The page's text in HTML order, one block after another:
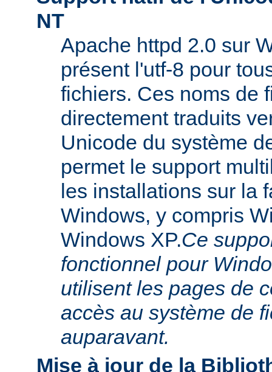
NT
Apache httpd 2.0 sur
présent l'utf-8 pour
fichiers. Ces noms de
directement traduits
Unicode du système
permet le support
les installations sur la
Windows, y compris
Windows XP.Ce
fonctionnel pour
utilisent les pages de
accès au système de
auparavant.
Mise à jour de la